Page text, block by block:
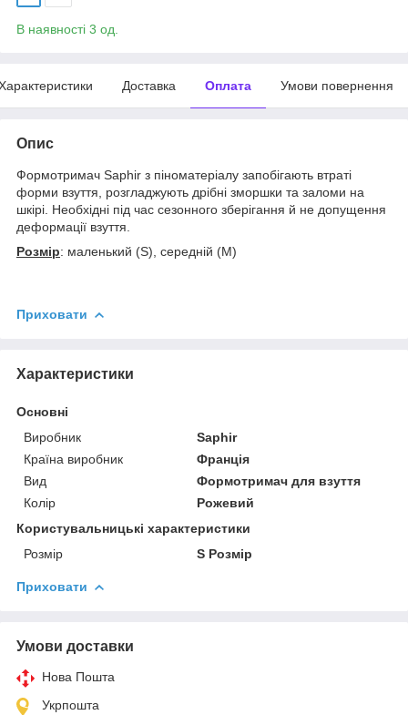
В наявності 3 од.
Доставка Оплата Умови повернення
Опис
Формотримач Saphir з піноматеріалу запобігають втраті
форми взуття, розгладжують дрібні зморшки та заломи на
шкірі. Необхідні під час сезонного зберігання й не допущення
деформації взуття.
Розмір: маленький (S), середній (M)
Приховати
Характеристики
Основні
Виробник
Saphir
Країна виробник
Франція
Вид
Формотримач для взуття
Колір
Рожевий
Користувальницькі характеристики
Розмір
S Розмір
Приховати
Умови доставки
Нова Пошта
Укрпошта